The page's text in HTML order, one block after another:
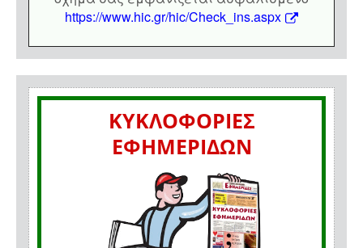
https://www.hic.gr/hic/Check_ins.aspx
ΚΥΚΛΟΦΟΡΙΕΣ
ΕΦΗΜΕΡΙΔΩΝ